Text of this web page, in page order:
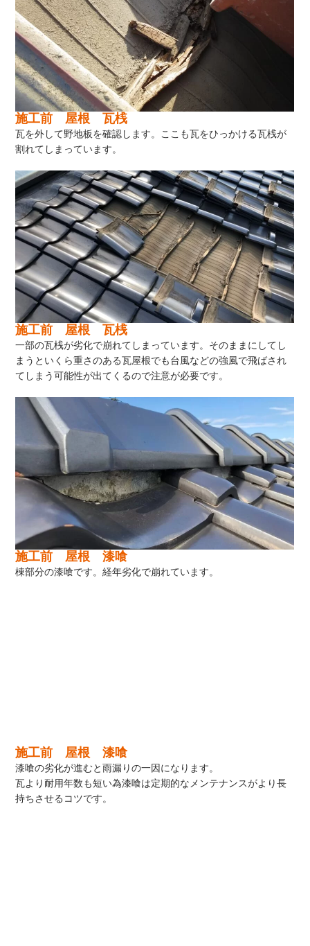
施工前 屋根 瓦桟
瓦を外して野地板を確認します。ここも瓦をひっかける瓦桟が
割れてしまっています。
施工前 屋根 瓦桟
一部の瓦桟が劣化で崩れてしまっています。そのままにしてし
まうといくら重さのある瓦屋根でも台風などの強風で飛ばされ
てしまう可能性が出てくるので注意が必要です。
施工前 屋根 漆喰
棟部分の漆喰です。経年劣化で崩れています。
施工前 屋根 漆喰
漆喰の劣化が進むと雨漏りの一因になります。
瓦より耐用年数も短い為漆喰は定期的なメンテナンスがより長
持ちさせるコツです。